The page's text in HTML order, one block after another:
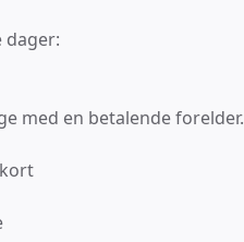
dager:
med en betalende forelder.